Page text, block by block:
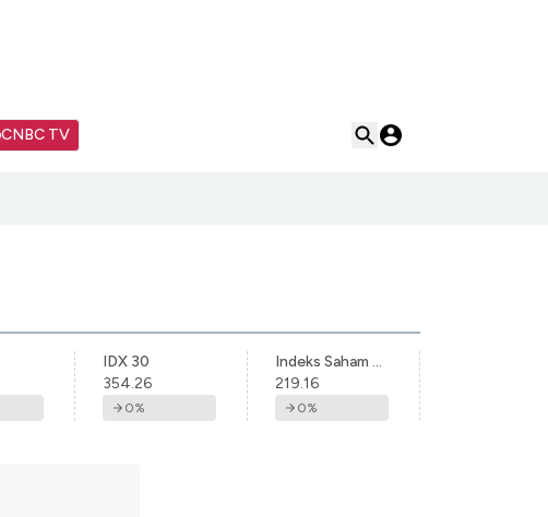
CNBC TV
IDX 30
354.26
0%
Indeks Saham Syariah Indonesia
219.16
0%